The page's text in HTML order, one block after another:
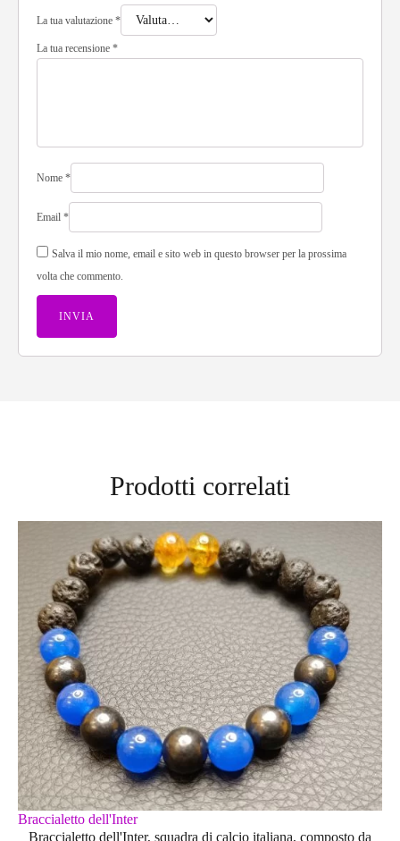
La tua valutazione *
La tua recensione *
Nome *
Email *
Salva il mio nome, email e sito web in questo browser per la prossima
volta che commento.
Prodotti correlati
Braccialetto dell'Inter
Braccialetto dell'Inter, squadra di calcio italiana, composto da